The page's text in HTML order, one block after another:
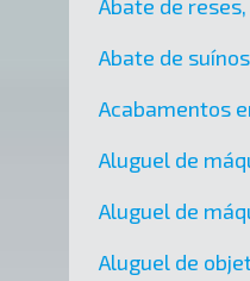
Abate de
Abate de
Acabamentos
Aluguel de
Aluguel de
Aluguel de